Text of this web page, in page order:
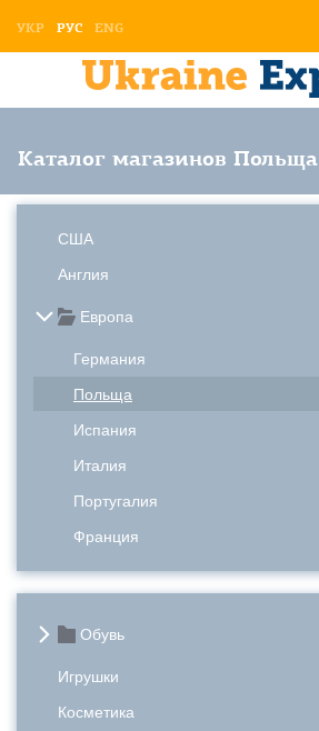
УКР РУС ENG
Каталог магазинов Польща
США
Англия
Европа
Германия
Польща
Испания
Италия
Португалия
Франция
Обувь
Игрушки
Косметика